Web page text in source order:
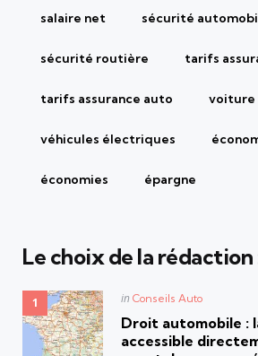
salaire net sécurité
sécurité routière tarifs
tarifs assurance auto voiture
véhicules électriques
économies épargne
Le choix de la rédaction
Posted
in Conseils Auto
Droit automobile :
accessible